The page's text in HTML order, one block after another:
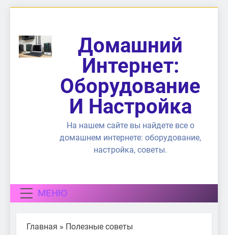
содержимому
Домашний
Интернет:
Оборудование
И Настройка
На нашем сайте вы найдете все о
домашнем интернете: оборудование,
настройка, советы.
МЕНЮ
Главная » Полезные советы